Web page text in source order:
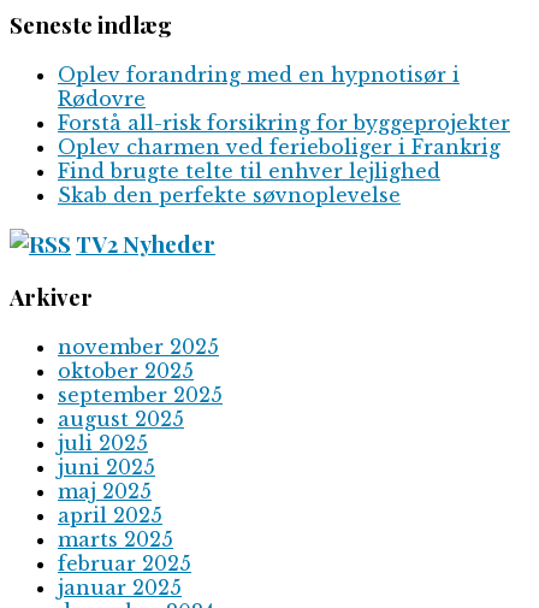
Seneste indlæg
Oplev forandring med en hypnotisør i
Rødovre
Forstå all-risk forsikring for byggeprojekter
Oplev charmen ved ferieboliger i Frankrig
Find brugte telte til enhver lejlighed
Skab den perfekte søvnoplevelse
TV2 Nyheder
Arkiver
november 2025
oktober 2025
september 2025
august 2025
juli 2025
juni 2025
maj 2025
april 2025
marts 2025
februar 2025
januar 2025